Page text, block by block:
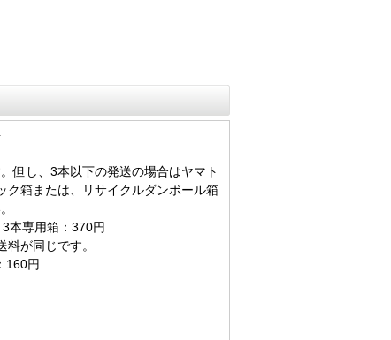
但し、3本以下の発送の場合はヤマト
ク箱または、リサイクルダンボール箱
本専用箱：370円
が同じです。
円